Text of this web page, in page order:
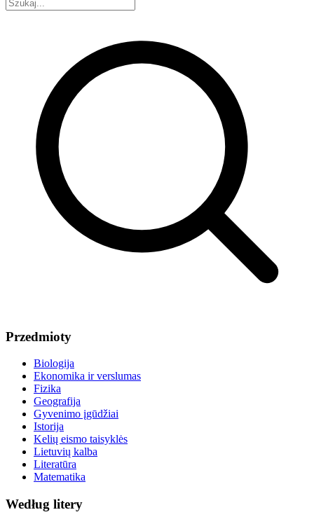
Przedmioty
Biologija
Ekonomika ir verslumas
Fizika
Geografija
Gyvenimo įgūdžiai
Istorija
Kelių eismo taisyklės
Lietuvių kalba
Literatūra
Matematika
Według litery